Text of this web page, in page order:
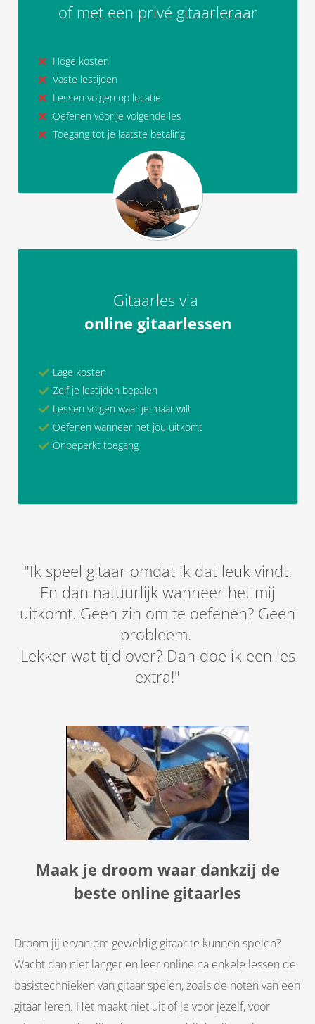
of met een privé gitaarleraar
Hoge kosten
Vaste lestijden
Lessen volgen op locatie
Oefenen vóór je volgende les
Toegang tot je laatste betaling
Gitaarles via
online gitaarlessen
Lage kosten
Zelf je lestijden bepalen
Lessen volgen waar je maar wilt
Oefenen wanneer het jou uitkomt
Onbeperkt toegang
"Ik speel gitaar omdat ik dat leuk vindt.
En dan natuurlijk wanneer het mij
uitkomt. Geen zin om te oefenen? Geen
probleem.
Lekker wat tijd over? Dan doe ik een les
extra!"
Maak je droom waar dankzij de
beste online gitaarles
Droom jij ervan om geweldig gitaar te kunnen spelen?
Wacht dan niet langer en leer online na enkele lessen de
basistechnieken van gitaar spelen, zoals de noten van een
gitaar leren. Het maakt niet uit of je voor jezelf, voor